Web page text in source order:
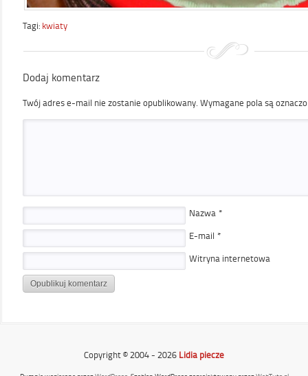
Tagi: kwiaty
Dodaj komentarz
Twój adres e-mail nie zostanie opublikowany. Wymagane pola są
Nazwa *
E-mail *
Witryna internetowa
Copyright © 2004 - 2026 Lidia piecze